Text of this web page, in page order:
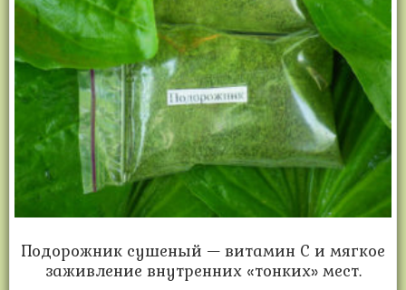
Подорожник сушеный — витамин С и мягкое
заживление внутренних «тонких» мест.